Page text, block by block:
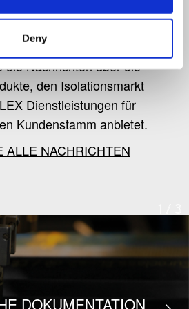
Deny
& stories
die Nachrichten über die
den Isolationsmarkt
Dienstleistungen für
Kundenstamm anbietet.
ALLE NACHRICHTEN
DOKUMENTATION